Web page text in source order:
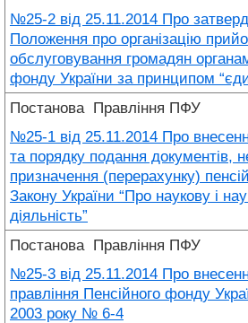
№25-2 від 25.11.2014 Про
Положення про організацію
обслуговування громадян
фонду України за принципом
Постанова Правління ПФУ
№25-1 від 25.11.2014 Про
та порядку подання документів,
призначення (перерахунку)
Закону України “Про наукову і
діяльність”
Постанова Правління ПФУ
№25-3 від 25.11.2014 Про
правління Пенсійного фонду
2003 року № 6-4